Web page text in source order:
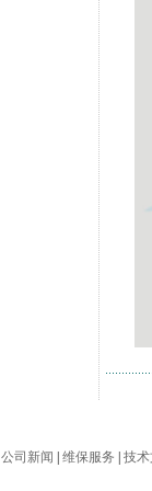
公司新闻 维保服务 技